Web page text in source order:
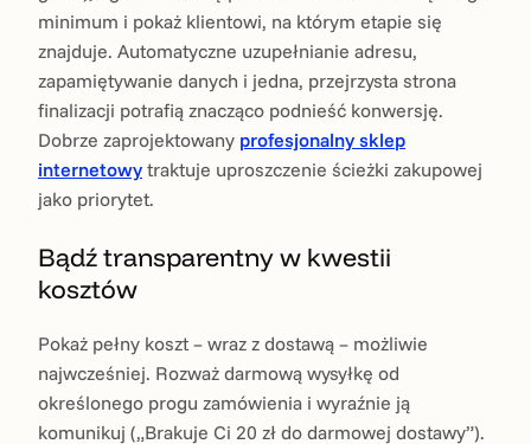
minimum i pokaż klientowi, na którym etapie się
znajduje. Automatyczne uzupełnianie adresu,
zapamiętywanie danych i jedna, przejrzysta strona
finalizacji potrafią znacząco podnieść konwersję.
Dobrze zaprojektowany profesjonalny sklep
internetowy traktuje uproszczenie ścieżki zakupowej
jako priorytet.
Bądź transparentny w kwestii
kosztów
Pokaż pełny koszt – wraz z dostawą – możliwie
najwcześniej. Rozważ darmową wysyłkę od
określonego progu zamówienia i wyraźnie ją
komunikuj („Brakuje Ci 20 zł do darmowej dostawy”).